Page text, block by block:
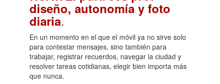
diseño, autonomía y foto
diaria.
En un momento en el que el móvil ya no sirve solo
para contestar mensajes, sino también para
trabajar, registrar recuerdos, navegar la ciudad y
resolver tareas cotidianas, elegir bien importa más
que nunca.